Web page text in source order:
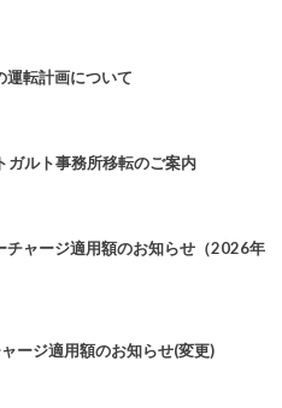
運転計画について
ガルト事務所移転のご案内
チャージ適用額のお知らせ（2026年
ージ適用額のお知らせ(変更)